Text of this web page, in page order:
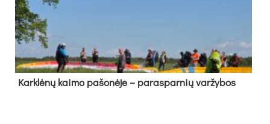
Kark­lė­nų kai­mo pa­šo­nė­je – pa­ras­par­nių var­žy­bos